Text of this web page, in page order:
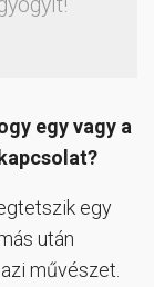
egy vagy a
egy
után
művészet.